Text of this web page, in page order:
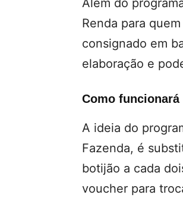
Além do
Renda para
consignado em
elaboração e
Como funcionará
A ideia do
Fazenda, é
botijão a cada
voucher para